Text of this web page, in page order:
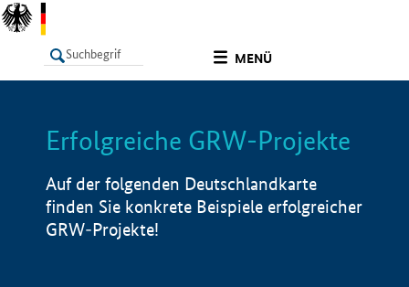
MENÜ
LISTE Info
Erfolgreiche GRW-Projekte
Auf der folgenden Deutschlandkarte
finden Sie konkrete Beispiele erfolgreicher
GRW-Projekte!